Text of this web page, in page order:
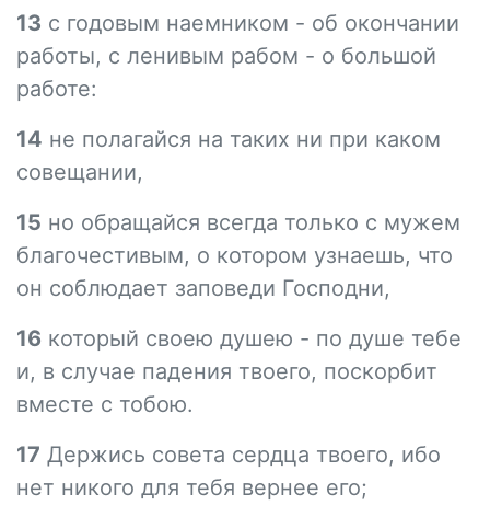
13 с годовым наемником - об окончании
работы, с ленивым рабом - о большой
работе:
14 не полагайся на таких ни при каком
совещании,
15 но обращайся всегда только с мужем
благочестивым, о котором узнаешь, что
он соблюдает заповеди Господни,
16 который своею душею - по душе тебе
и, в случае падения твоего, поскорбит
вместе с тобою.
17 Держись совета сердца твоего, ибо
нет никого для тебя вернее его;